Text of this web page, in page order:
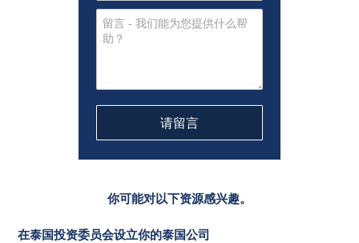
你可能对以下资源感兴趣。
在泰国投资委员会设立你的泰国公司